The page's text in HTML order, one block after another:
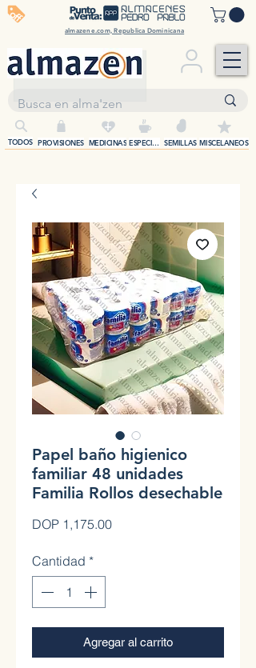
almazene.com, Republica Dominicana
off
+
PROVISIONES MEDICINAS SEMILLAS
ESPECIAS MISCELANEOS
TODOS
Papel baño higienico
familiar 48 unidades
Familia Rollos desechable
DOP 1,175.00Precio
Cantidad *
Agregar al carrito